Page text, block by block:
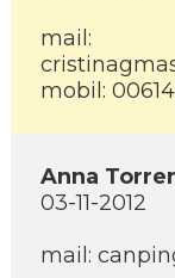
mail:
mobil:
Anna
03-11-2012
mail: